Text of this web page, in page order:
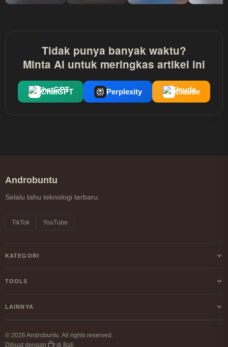
Tidak punya banyak waktu?
Minta AI untuk meringkas artikel ini
ChatGPT Perplexity Claude
Androbuntu
Selalu tahu teknologi terbaru.
TikTok YouTube
KATEGORI
Android
Linux
TOOLS
Kalkulator Profit/Loss Crypto
Perbandingan Fee Exchange
LAINNYA
© 2026 Androbuntu. All rights reserved.
Dibuat dengan
di Bali